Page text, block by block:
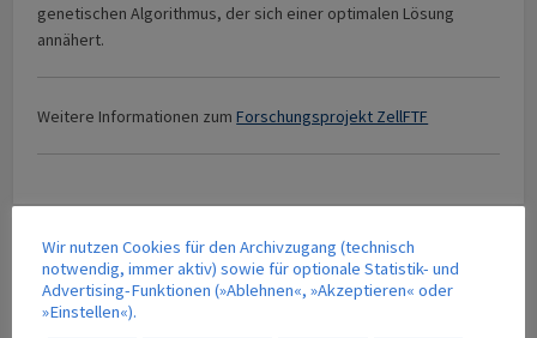
genetischen Algorithmus, der sich einer optimalen Lösung
annähert.
Weitere Informationen zumForschungsprojekt ZellFTF
Lese-Tipps | Read more ...
Logistik
Wir nutzen Cookies für den Archivzugang (technisch
notwendig, immer aktiv) sowie für optionale Statistik- und
Advertising-Funktionen (»Ablehnen«, »Akzeptieren« oder
»Einstellen«).